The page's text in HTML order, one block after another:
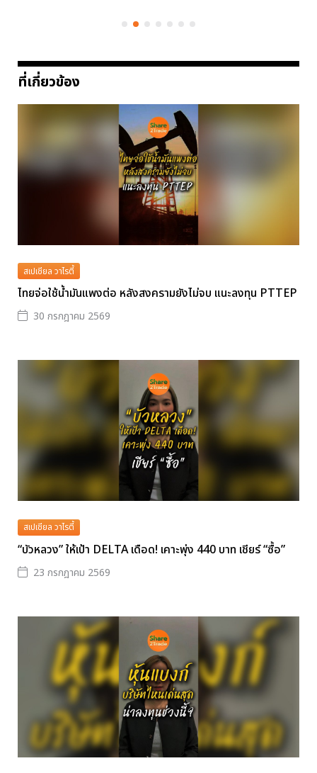
ที่เกี่ยวข้อง
สเปเชียล วาไรตี้
ไทยจ่อใช้น้ำมันแพงต่อ หลังสงครามยังไม่จบ แนะลงทุน PTTEP
30 กรกฎาคม 2569
สเปเชียล วาไรตี้
“บัวหลวง” ให้เป้า DELTA เดือด! เคาะพุ่ง 440 บาท เชียร์ “ซื้อ”
23 กรกฎาคม 2569